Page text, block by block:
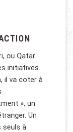
ou Qatar
initiatives.
il va coter à
», un
Un
seuls à